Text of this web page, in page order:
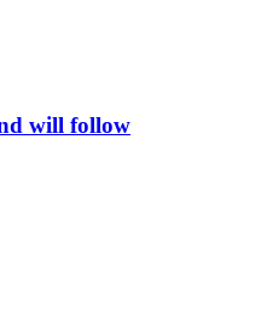
will follow